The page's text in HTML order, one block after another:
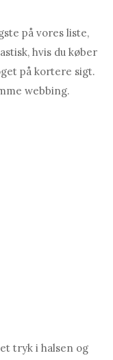
på vores liste,
hvis du køber
på kortere sigt.
webbing.
tryk i halsen og